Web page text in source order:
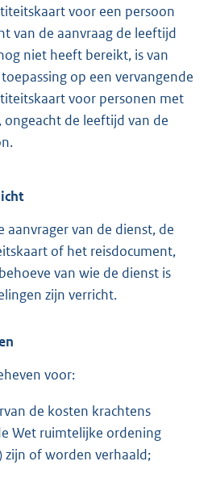
voor een persoon
van de aanvraag de leeftijd
niet heeft bereikt, is van
op een vervangende
voor personen met
ongeacht de leeftijd van de
aanvrager van de dienst, de
of het reisdocument,
van wie de dienst is
zijn verricht.
voor:
de kosten krachtens
Wet ruimtelijke ordening
of worden verhaald;